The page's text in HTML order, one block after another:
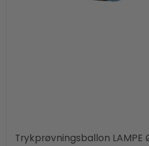
Trykprøvningsballon LAMPE